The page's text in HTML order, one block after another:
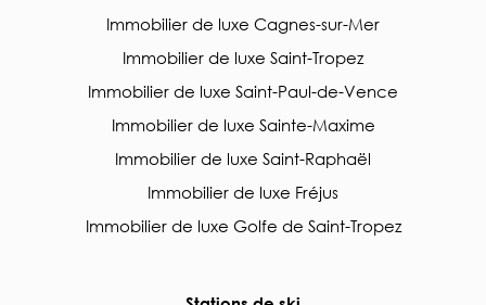
Immobilier de luxe Cagnes-sur-Mer
Immobilier de luxe Saint-Tropez
Immobilier de luxe Saint-Paul-de-Vence
Immobilier de luxe Sainte-Maxime
Immobilier de luxe Saint-Raphaël
Immobilier de luxe Fréjus
Immobilier de luxe Golfe de Saint-Tropez